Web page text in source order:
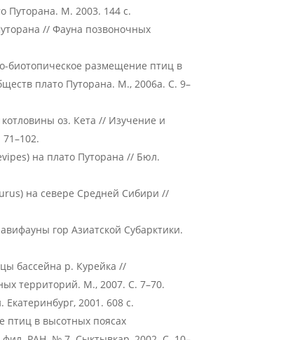
Путорана. М. 2003. 144 с.
// Фауна позвоночных
биотопическое размещение птиц в
плато Путорана. М., 2006а. С. 9–
оз. Кета // Изучение и
на плато Путорана // Бюл.
на севере Средней Сибири //
гор Азиатской Субарктики.
бассейна р. Курейка //
территорий. М., 2007. С. 7–70.
2001. 608 с.
птиц в высотных поясах